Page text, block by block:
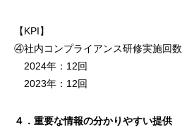
【KPI】
④社内コンプライアンス研修実施回
2024年：12回
2023年：12回
４．重要な情報の分かりやすい提供